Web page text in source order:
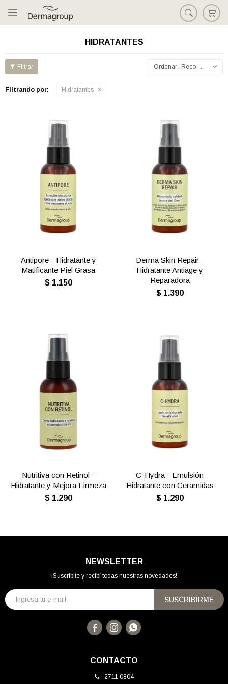

HIDRATANTES
Recomendados
Filtrando por: Hidratantes
Antipore - Hidratante y
Matificante Piel Grasa
$ 1.150
Derma Skin Repair -
Hidratante Antiage y
Reparadora
$ 1.390
Nutritiva con Retinol -
Hidratante y Mejora Firmeza
$ 1.290
C-Hydra - Emulsión
Hidratante con Ceramidas
$ 1.290
CONTACTO
2711 0804
NEWSLETTER
¡Suscribite y recibí todas nuestras novedades!
SUSCRIBIRME
  